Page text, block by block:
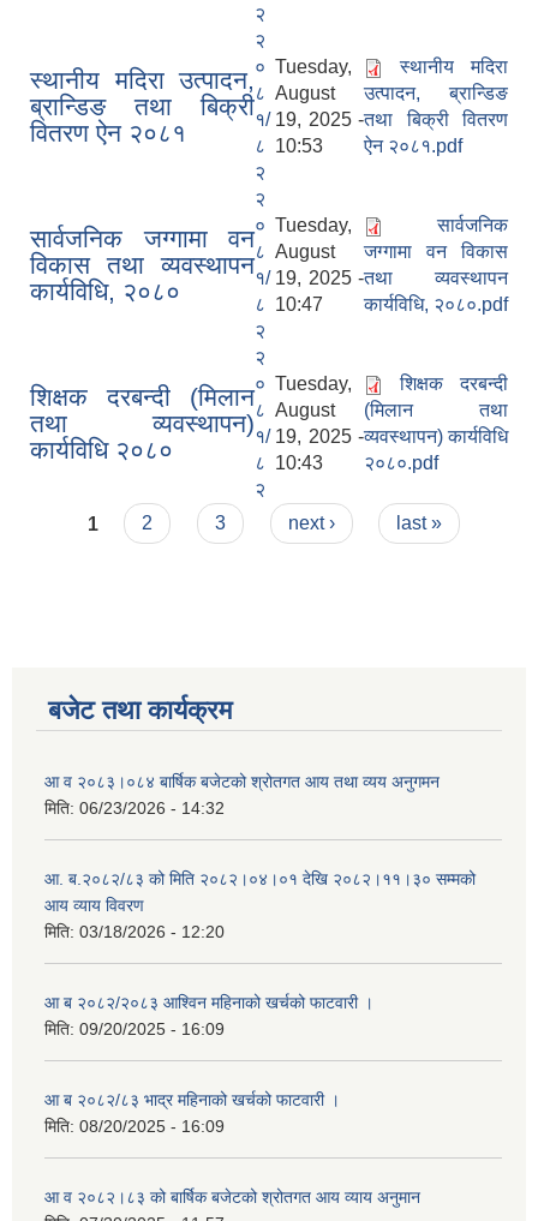
२
स्थानीय मदिरा उत्पादन,
ब्रान्डिङ तथा बिक्री
वितरण ऐन २०८१
२
०
८
१/
८
२
Tuesday,
August
19, 2025 -
10:53
स्थानीय मदिरा
उत्पादन, ब्रान्डिङ
तथा बिक्री वितरण
ऐन २०८१.pdf
सार्वजनिक जग्गामा वन
विकास तथा व्यवस्थापन
कार्यविधि, २०८०
२
०
८
१/
८
२
Tuesday,
August
19, 2025 -
10:47
सार्वजनिक
जग्गामा वन विकास
तथा व्यवस्थापन
कार्यविधि, २०८०.pdf
शिक्षक दरबन्दी (मिलान
तथा व्यवस्थापन)
कार्यविधि २०८०
२
०
८
१/
८
२
Tuesday,
August
19, 2025 -
10:43
शिक्षक दरबन्दी
(मिलान तथा
व्यवस्थापन) कार्यविधि
२०८०.pdf
Pages
1 2 3 next › last »
बजेट तथा कार्यक्रम
आ व २०८३।०८४ बार्षिक बजेटको श्रोतगत आय तथा व्यय अनुगमन
मिति: 06/23/2026 - 14:32
आ. ब.२०८२/८३ को मिति २०८२।०४।०१ देखि २०८२।११।३० सम्मको
आय व्याय विवरण
मिति: 03/18/2026 - 12:20
आ ब २०८२/२०८३ आश्विन महिनाको खर्चको फाटवारी ।
मिति: 09/20/2025 - 16:09
आ ब २०८२/८३ भाद्र महिनाको खर्चको फाटवारी ।
मिति: 08/20/2025 - 16:09
आ व २०८२।८३ को बार्षिक बजेटको श्रोतगत आय व्याय अनुमान